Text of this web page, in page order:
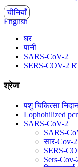
चीनियाँ
English
घर
पानी
SARS-CoV-2
SERS-COV-2
श्रेजा
पशु चिकित्सा
Lophohilized pcr
SARS-CoV-2
SARS-
सार-Cov-
SERS-
Sers-